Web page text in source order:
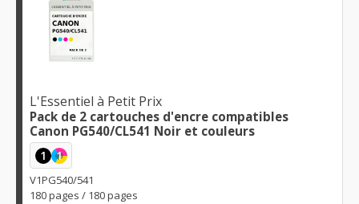
L'Essentiel à Petit Prix
Pack de 2 cartouches d'encre compatibles
Canon PG540/CL541 Noir et couleurs
1 1
V1PG540/541
180 pages / 180 pages